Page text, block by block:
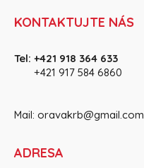
KONTAKTUJTE NÁS
Tel: +421 918 364 633
+421 917 584 6860
Mail: oravakrb@gmail.com
ADRESA